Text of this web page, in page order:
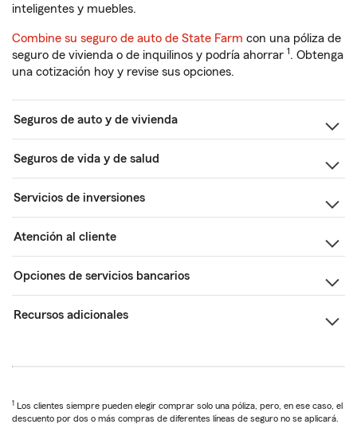
inteligentes y muebles.
Combine su seguro de auto de State Farm con una póliza de
seguro de vivienda o de inquilinos y podría ahorrar 1. Obtenga
una cotización hoy y revise sus opciones.
Seguros de auto y de vivienda
Seguros de vida y de salud
Servicios de inversiones
Atención al cliente
Opciones de servicios bancarios
Recursos adicionales
1 Los clientes siempre pueden elegir comprar solo una póliza, pero, en ese caso, el
descuento por dos o más compras de diferentes líneas de seguro no se aplicará.